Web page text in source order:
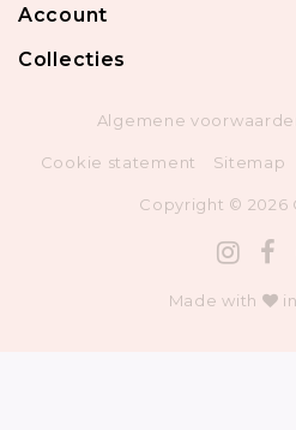
Account
Collecties
Algemene
Cookie statement Sitemap
Copyright © 2026
Made with